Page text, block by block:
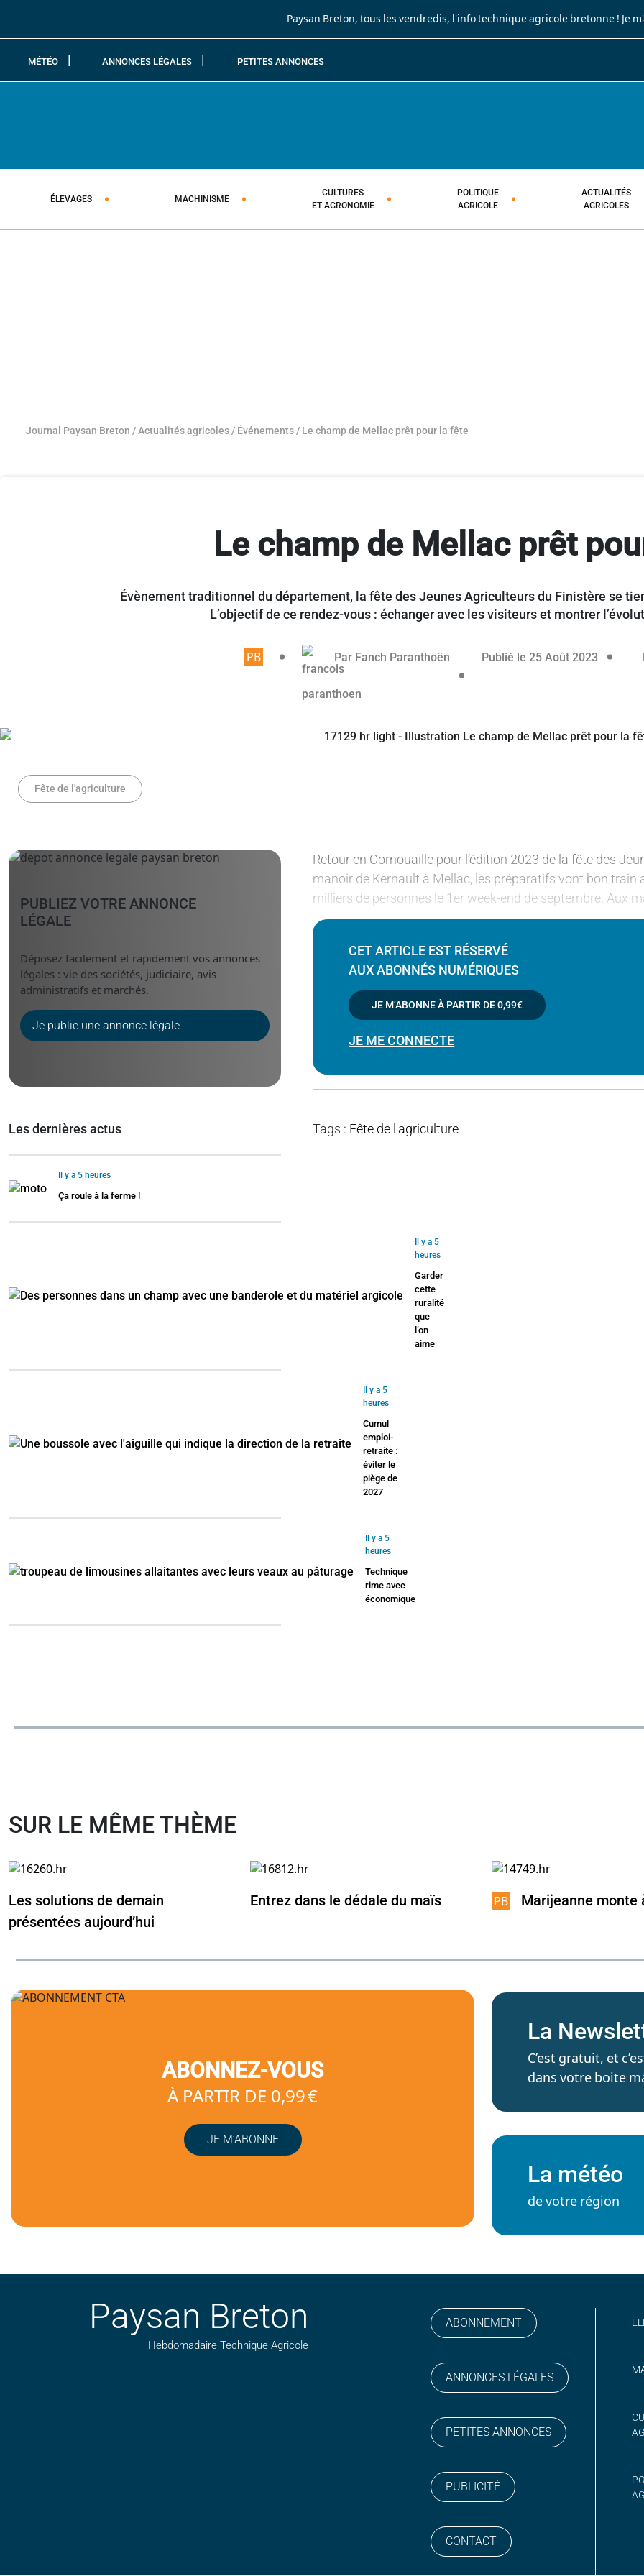
Paysan Breton, tous les vendredis, l'info technique agricole bretonne ! Je
MÉTÉO ANNONCES LÉGALES PETITES ANNONCES
ÉLEVAGES MACHINISME
CULTURES
ET AGRONOMIE
POLITIQUE
AGRICOLE
ACTUALITÉS
AGRICOLES
Journal Paysan Breton /Actualités agricoles / Événements / Le champ de Mellac prêt pour la fête
Le champ de Mellac prêt
Évènement traditionnel du département, la fête des Jeunes Agriculteurs du Finistère se
L’objectif de ce rendez-vous : échanger avec les visiteurs et montrer
Article réservé aux abonnés
Par Fanch Paranthoën Publié le 25 Août 202324 août
Fête de l'agriculture
Retour en Cornouaille pour l’édition 2023 de la fête des
manoir de Kernault à Mellac, les préparatifs vont bon
milliers de personnes le 1er week-end de septembre. Aux
CET ARTICLE EST RÉSERVÉ
AUX ABONNÉS NUMÉRIQUES
JE M’ABONNE À PARTIR DE0,99€
JE ME CONNECTE
Tags : Fête de l'agriculture
PUBLIEZ VOTRE ANNONCE
LÉGALE
Déposez facilement et rapidement vos annonces
légales : vie des sociétés, judiciaire, avis
administratifs et marchés.
Je publie une annonce légale
Les dernières actus
Il y a 5 heures
Ça roule à la ferme !
Il y a 5
heures
Garder
cette
ruralité
que
l’on
aime
Il y a 5
heures
Cumul
emploi-
retraite :
éviter le
piège de
2027
Il y a 5
heures
Technique
rime avec
économique
SUR LE MÊME THÈME
Les solutions de demain
présentées aujourd’hui
Entrez dans le dédale du maïs Marijeanne monte
ABONNEZ-VOUS
À PARTIR DE 0,99 €
JE M’ABONNE
La
C’est gratuit, et
dans votre boite
La météo
de votre région
Paysan Breton
Hebdomadaire Technique Agricole
ABONNEMENT
ANNONCES LÉGALES
PETITES ANNONCES
PUBLICITÉ
CONTACT